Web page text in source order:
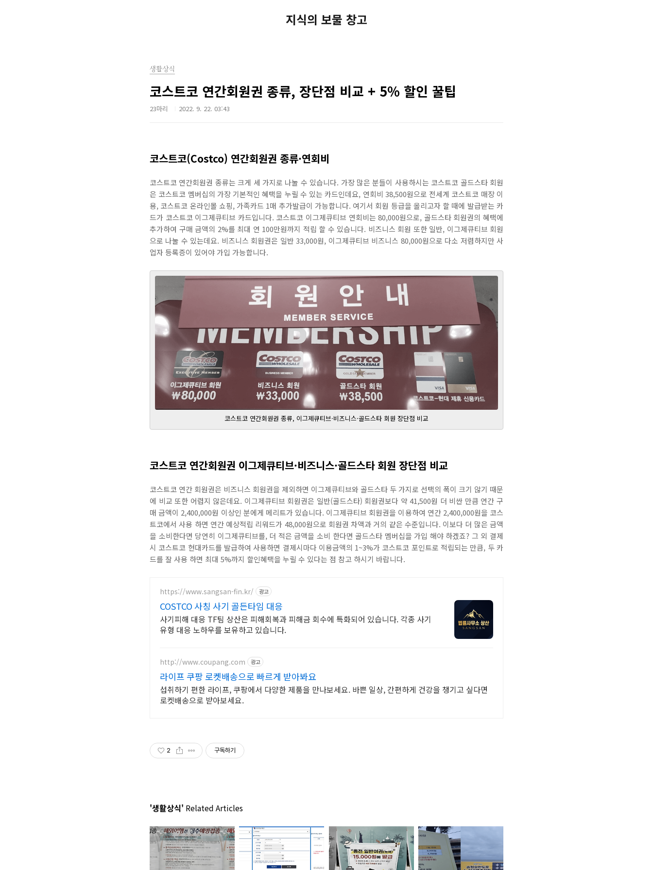
지식의 보물 창고
생활상식
코스트코 연간회원권 종류, 장단점 비교 + 5% 할인 꿀팁
23마리 2022. 9. 22. 03:43
코스트코(Costco) 연간회원권 종류·연회비
코스트코 연간회원권 종류는 크게 세 가지로 나눌 수 있습니다. 가장 많은 분들이 사용하시는 코스트코 골드스타 회원
은 코스트코 멤버십의 가장 기본적인 혜택을 누릴 수 있는 카드인데요, 연회비 38,500원으로 전세계 코스트코 매장 이
용, 코스트코 온라인몰 쇼핑, 가족카드 1매 추가발급이 가능합니다. 여기서 회원 등급을 올리고자 할 때에 발급받는 카
드가 코스트코 이그제큐티브 카드입니다. 코스트코 이그제큐티브 연회비는 80,000원으로, 골드스타 회원권의 혜택에
추가하여 구매 금액의 2%를 최대 연 100만원까지 적립 할 수 있습니다. 비즈니스 회원 또한 일반, 이그제큐티브 회원
으로 나눌 수 있는데요. 비즈니스 회원권은 일반 33,000원, 이그제큐티브 비즈니스 80,000원으로 다소 저렴하지만 사
업자 등록증이 있어야 가입 가능합니다.
코스트코 연간회원권 종류, 이그제큐티브·비즈니스·골드스타 회원 장단점 비교
코스트코 연간회원권 이그제큐티브·비즈니스·골드스타 회원 장단점 비교
코스트코 연간 회원권은 비즈니스 회원권을 제외하면 이그제큐티브와 골드스타 두 가지로 선택의 폭이 크기 않기 때문
에 비교 또한 어렵지 않은데요. 이그제큐티브 회원권은 일반(골드스타) 회원권보다 약 41,500원 더 비싼 만큼 연간 구
매 금액이 2,400,000원 이상인 분에게 메리트가 있습니다. 이그제큐티브 회원권을 이용하여 연간 2,400,000원을 코스
트코에서 사용 하면 연간 예상적립 리워드가 48,000원으로 회원권 차액과 거의 같은 수준입니다. 이보다 더 많은 금액
을 소비한다면 당연히 이그제큐티브를, 더 적은 금액을 소비 한다면 골드스타 멤버십을 가입 해야 하겠죠? 그 외 결제
시 코스트코 현대카드를 발급하여 사용하면 결제시마다 이용금액의 1~3%가 코스트코 포인트로 적립되는 만큼, 두 카
드를 잘 사용 하면 최대 5%까지 할인혜택을 누릴 수 있다는 점 참고 하시기 바랍니다.
https://www.sangsan-fin.kr/ 광고
COSTCO 사칭 사기 골든타임 대응
사기피해 대응 TF팀 상산은 피해회복과 피해금 회수에 특화되어 있습니다. 각종 사기
유형 대응 노하우를 보유하고 있습니다.
http://www.coupang.com 광고
라이프 쿠팡 로켓배송으로 빠르게 받아봐요
섭취하기 편한 라이프, 쿠팡에서 다양한 제품을 만나보세요. 바쁜 일상, 간편하게 건강을 챙기고 싶다면
로켓배송으로 받아보세요.
2 구독하기
'생활상식' Related Articles